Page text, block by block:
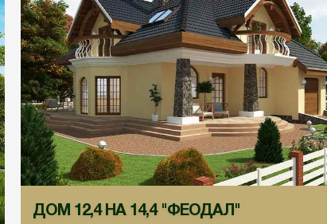
ДОМ 12,4 НА 14,4 "ФЕОДАЛ"